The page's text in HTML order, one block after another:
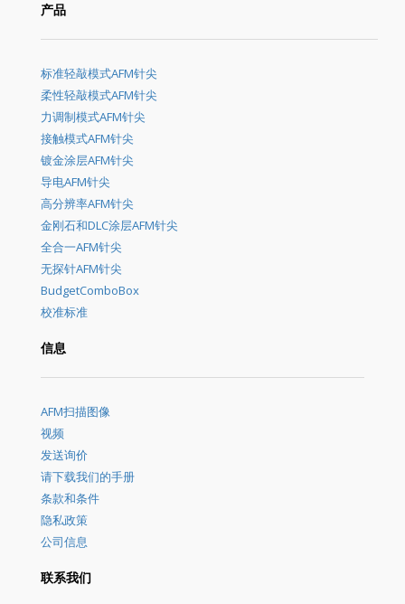
产品
标准轻敲模式AFM针尖
柔性轻敲模式AFM针尖
力调制模式AFM针尖
接触模式AFM针尖
镀金涂层AFM针尖
导电AFM针尖
高分辨率AFM针尖
金刚石和DLC涂层AFM针尖
全合一AFM针尖
无探针AFM针尖
BudgetComboBox
校准标准
信息
AFM扫描图像
视频
发送询价
请下载我们的手册
条款和条件
隐私政策
公司信息
联系我们